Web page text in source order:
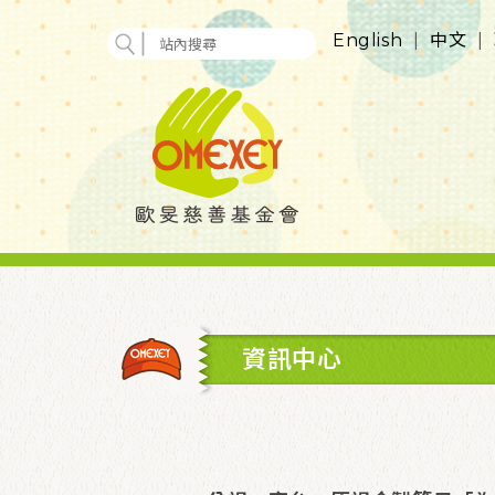
English | 中文 |
資訊中心